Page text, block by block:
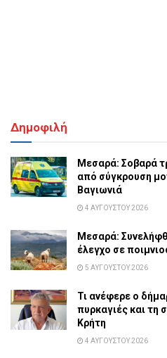
Δημοφιλή
Μεσαρά: Σοβαρά
από σύγκρουση
Βαγιωνιά
4 ΑΥΓΟΎΣΤΟΥ 2026
Μεσαρά:
έλεγχο σε
5 ΑΥΓΟΎΣΤΟΥ 2026
Τι ανέφερε ο
πυρκαγιές και τη
Κρήτη
4 ΑΥΓΟΎΣΤΟΥ 2026